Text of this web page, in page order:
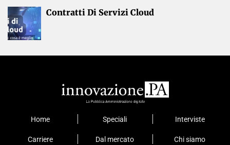
Contratti Di Servizi Cloud
Home Speciali Interviste
Carriere Dal mercato Chi siamo